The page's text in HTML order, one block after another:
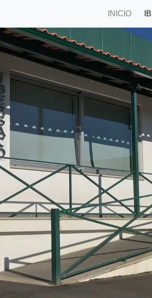
INICIO